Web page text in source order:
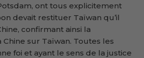
ont tous explicitement
devait restituer Taïwan qu’il
confirmant ainsi la
sur Taïwan. Toutes les
foi et ayant le sens de la justice